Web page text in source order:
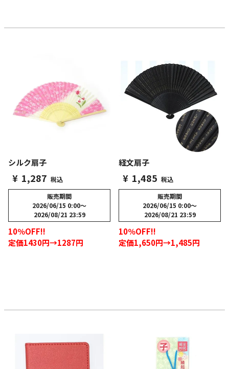
シルク扇子
¥ 1,287 税込
販売期間
2026/06/15 0:00〜
2026/08/21 23:59
10％OFF!!
定価1430円→1287円
経文扇子
¥ 1,485 税込
販売期間
2026/06/15 0:00〜
2026/08/21 23:59
10％OFF!!
定価1,650円→1,485円